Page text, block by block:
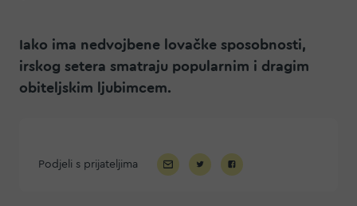
Iako ima nedvojbene lovačke sposobnosti,
irskog setera smatraju popularnim i dragim
obiteljskim ljubimcem.
Podjeli s prijateljima